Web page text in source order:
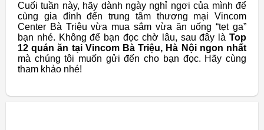
Cuối tuần này, hãy dành ngày nghỉ ngơi của mình để
cùng gia đình đến trung tâm thương mại Vincom
Center Bà Triệu vừa mua sắm vừa ăn uống “tẹt ga”
bạn nhé. Không để bạn đọc chờ lâu, sau đây là Top
12 quán ăn tại Vincom Bà Triệu, Hà Nội ngon nhất
mà chúng tôi muốn gửi đến cho bạn đọc. Hãy cùng
tham khảo nhé!